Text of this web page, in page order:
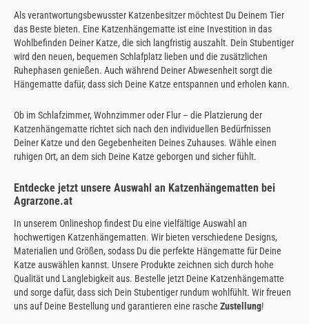
Als verantwortungsbewusster Katzenbesitzer möchtest Du Deinem Tier
das Beste bieten. Eine Katzenhängematte ist eine Investition in das
Wohlbefinden Deiner Katze, die sich langfristig auszahlt. Dein Stubentiger
wird den neuen, bequemen Schlafplatz lieben und die zusätzlichen
Ruhephasen genießen. Auch während Deiner Abwesenheit sorgt die
Hängematte dafür, dass sich Deine Katze entspannen und erholen kann.
Ob im Schlafzimmer, Wohnzimmer oder Flur – die Platzierung der
Katzenhängematte richtet sich nach den individuellen Bedürfnissen
Deiner Katze und den Gegebenheiten Deines Zuhauses. Wähle einen
ruhigen Ort, an dem sich Deine Katze geborgen und sicher fühlt.
Entdecke jetzt unsere Auswahl an Katzenhängematten bei
Agrarzone.at
In unserem Onlineshop findest Du eine vielfältige Auswahl an
hochwertigen Katzenhängematten. Wir bieten verschiedene Designs,
Materialien und Größen, sodass Du die perfekte Hängematte für Deine
Katze auswählen kannst. Unsere Produkte zeichnen sich durch hohe
Qualität und Langlebigkeit aus. Bestelle jetzt Deine Katzenhängematte
und sorge dafür, dass sich Dein Stubentiger rundum wohlfühlt. Wir freuen
uns auf Deine Bestellung und garantieren eine rasche Zustellung!